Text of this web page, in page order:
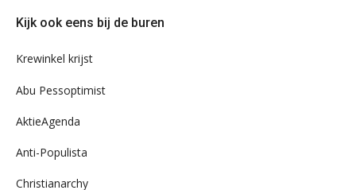
ons
Kijk ook eens bij de buren
Krewinkel krijst
Abu Pessoptimist
AktieAgenda
Anti-Populista
Christianarchy